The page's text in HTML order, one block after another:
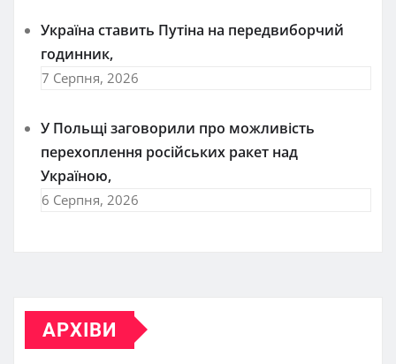
Україна ставить Путіна на передвиборчий
годинник,
7 Серпня, 2026
У Польщі заговорили про можливість
перехоплення російських ракет над
Україною,
6 Серпня, 2026
АРХІВИ